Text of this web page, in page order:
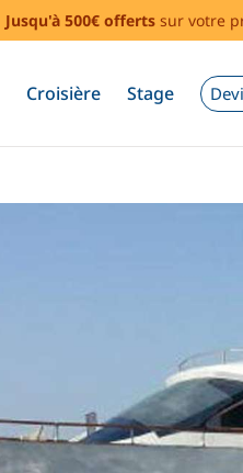
Jusqu'à 500€ offerts sur votre
Croisière Stage